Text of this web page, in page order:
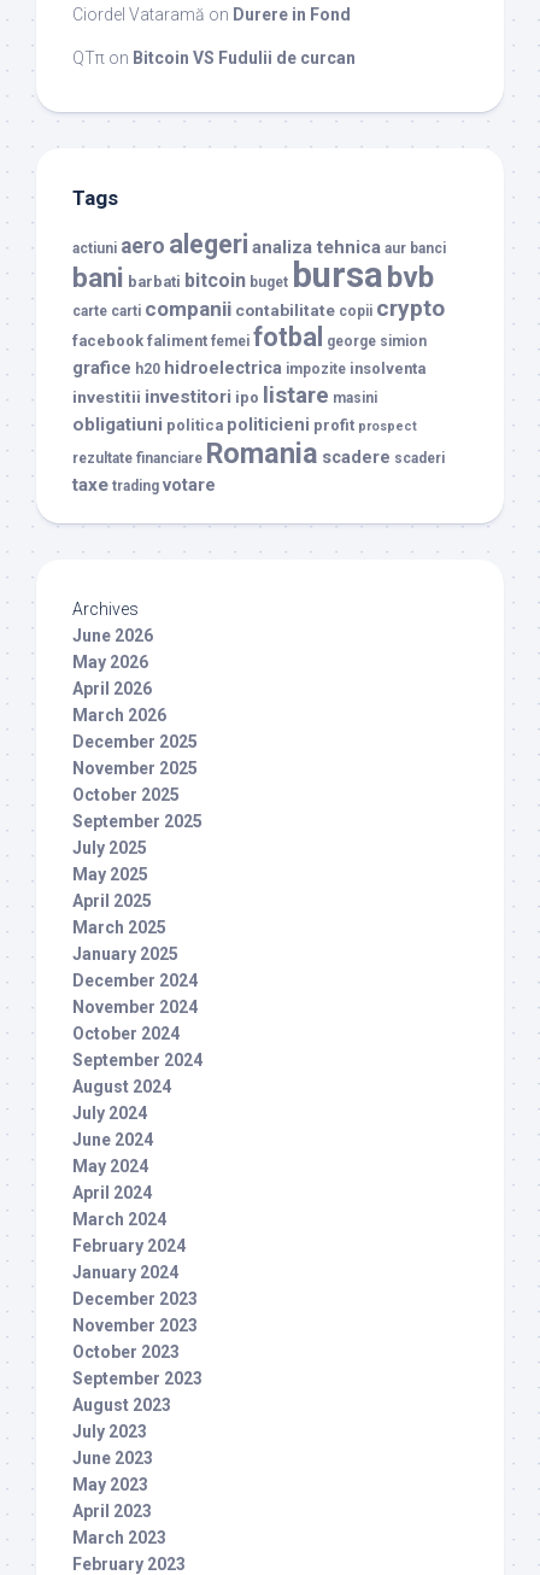
Ciordel Vataramă on Durere in Fond
QTπ on Bitcoin VS Fudulii de curcan
Tags
actiuni aero alegeri analiza tehnica aur banci
bani barbati bitcoin buget bursabvb
carte carti companii contabilitate copii crypto
facebook faliment femei fotbal george simion
grafice h20 hidroelectrica impozite insolventa
investitii investitori ipo listare masini
obligatiuni politica politicieni profit prospect
rezultate financiare Romania scadere scaderi
taxe trading votare
Archives
June 2026
May 2026
April 2026
March 2026
December 2025
November 2025
October 2025
September 2025
July 2025
May 2025
April 2025
March 2025
January 2025
December 2024
November 2024
October 2024
September 2024
August 2024
July 2024
June 2024
May 2024
April 2024
March 2024
February 2024
January 2024
December 2023
November 2023
October 2023
September 2023
August 2023
July 2023
June 2023
May 2023
April 2023
March 2023
February 2023